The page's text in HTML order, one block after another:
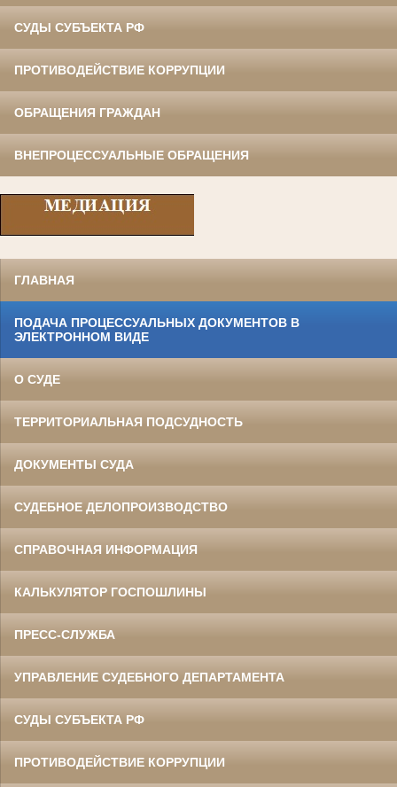
СУДЫ СУБЪЕКТА РФ
ПРОТИВОДЕЙСТВИЕ КОРРУПЦИИ
ОБРАЩЕНИЯ ГРАЖДАН
ВНЕПРОЦЕССУАЛЬНЫЕ ОБРАЩЕНИЯ
ГЛАВНАЯ
ПОДАЧА ПРОЦЕССУАЛЬНЫХ ДОКУМЕНТОВ В
ЭЛЕКТРОННОМ ВИДЕ
О СУДЕ
ТЕРРИТОРИАЛЬНАЯ ПОДСУДНОСТЬ
ДОКУМЕНТЫ СУДА
СУДЕБНОЕ ДЕЛОПРОИЗВОДСТВО
СПРАВОЧНАЯ ИНФОРМАЦИЯ
КАЛЬКУЛЯТОР ГОСПОШЛИНЫ
ПРЕСС-СЛУЖБА
УПРАВЛЕНИЕ СУДЕБНОГО ДЕПАРТАМЕНТА
СУДЫ СУБЪЕКТА РФ
ПРОТИВОДЕЙСТВИЕ КОРРУПЦИИ